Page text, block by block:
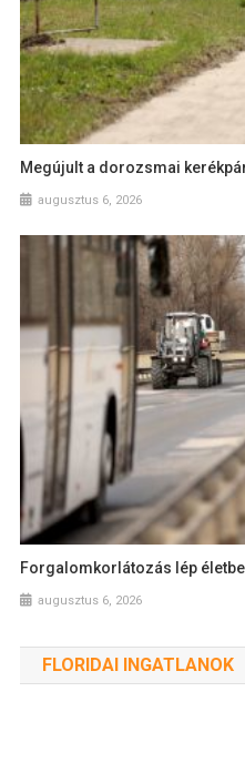
Megújult a dorozsmai
augusztus 6, 2026
Forgalomkorlátozás lép
augusztus 6, 2026
FLORIDAI INGATLANOK